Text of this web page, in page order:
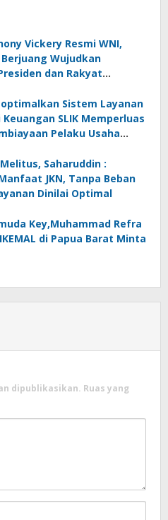
Vickery Resmi WNI,
Wujudkan
dan Rakyat
Sistem Layanan
SLIK Memperluas
Pelaku Usaha
Saharuddin :
JKN, Tanpa Beban
Dinilai Optimal
Key,Muhammad Refra
di Papua Barat Minta
dipublikasikan. Ruas yang